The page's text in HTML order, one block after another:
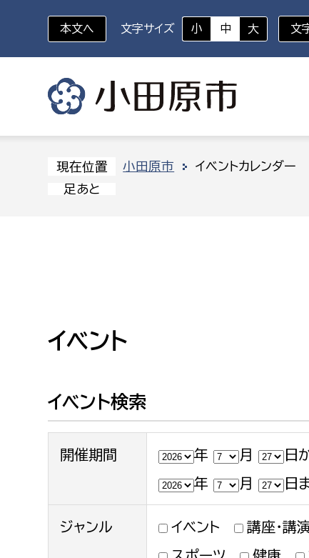
いざというときに
対象者を選択
高校生・大学生など
妊産婦
高齢者
組織から探す
部に属さない室
市民部
地域政策課
人権・男女共同参画課
戸籍住民課
防災部
防災対
本文へ 文字サイズ 小 中 大 文
現在位置 小田原市
イベントカレンダー
足あと
イベント
イベント検索
開催期間 年 月
日
年
月 日
ジャンル イベント 講座・講
スポーツ
健康